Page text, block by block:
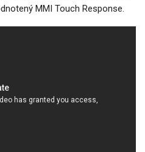
MMI Touch Response.